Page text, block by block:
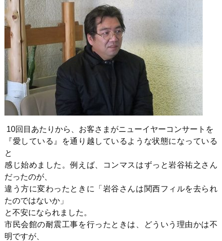
10回目あたりから、お客さまがニューイヤーコンサートを
『愛している』を通り越しているような状態になっている
と
感じ始めました。例えば、コンマスはずっと岩谷祐之さん
だったのが、
違う方に変わったときに「岩谷さんは関西フィルを去られ
たのではないか」
と不安になられました。
市民会館の耐震工事を行ったときは、どういう理由かは不
明ですが、